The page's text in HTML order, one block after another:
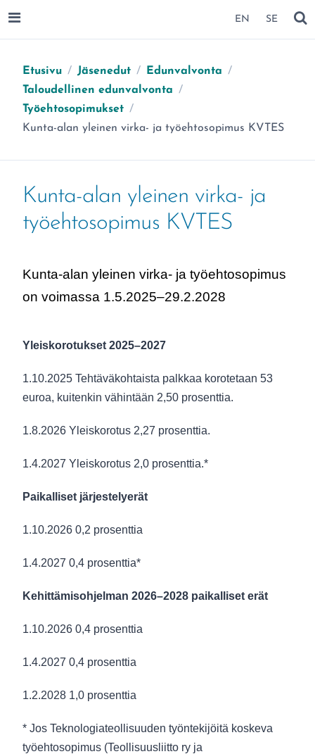
SIIRRY SIVUN SISÄLTÖÖN EN SE
Etusivu / Jäsenedut / Edunvalvonta /
Taloudellinen edunvalvonta /
Työehtosopimukset /
Olet täällä:
Kunta-alan yleinen virka- ja työehtosopimus KVTES
Kunta-alan yleinen virka- ja
työehtosopimus KVTES
Kunta-alan yleinen virka- ja työehtosopimus
on voimassa 1.5.2025–29.2.2028
Yleiskorotukset 2025–2027
1.10.2025 Tehtäväkohtaista palkkaa korotetaan 53
euroa, kuitenkin vähintään 2,50 prosenttia.
1.8.2026 Yleiskorotus 2,27 prosenttia.
1.4.2027 Yleiskorotus 2,0 prosenttia.*
Paikalliset järjestelyerät
1.10.2026 0,2 prosenttia
1.4.2027 0,4 prosenttia*
Kehittämisohjelman 2026–2028 paikalliset erät
1.10.2026 0,4 prosenttia
1.4.2027 0,4 prosenttia
1.2.2028 1,0 prosenttia
* Jos Teknologiateollisuuden työntekijöitä koskeva
työehtosopimus (Teollisuusliitto ry ja